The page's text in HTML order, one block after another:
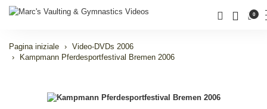
0
Pagina iniziale
Video-DVDs 2006
Kampmann Pferdesportfestival Bremen 2006